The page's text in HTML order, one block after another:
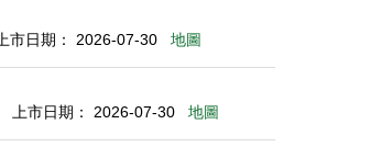
上市日期： 2026-07-30 地圖
上市日期： 2026-07-30 地圖